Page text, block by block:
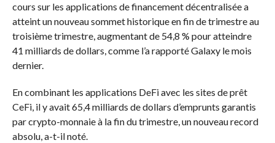
cours sur les applications de financement décentralisée a
atteint un nouveau sommet historique en fin de trimestre au
troisième trimestre, augmentant de 54,8 % pour atteindre
41 milliards de dollars, comme l’a rapporté Galaxy le mois
dernier.
En combinant les applications DeFi avec les sites de prêt
CeFi, il y avait 65,4 milliards de dollars d’emprunts garantis
par crypto-monnaie à la fin du trimestre, un nouveau record
absolu, a-t-il noté.